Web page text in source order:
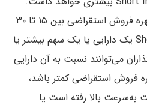
برای مثال اگر به‌طور معمول، بهره فروش استقراضی بین ۱۵ تا ۳۰
درصد است. اگر Short Interest یک دارایی یا یک سهم بیشتر یا
می‌توانند نسبت به آن دارایی
فروش استقراضی کمتر باشد،
بالا رفته است یا